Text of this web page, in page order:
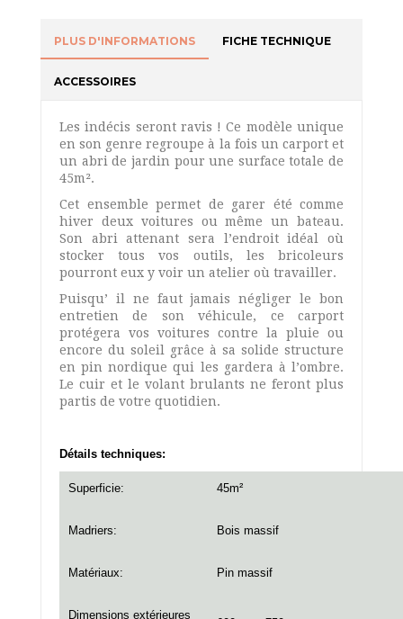
PLUS D'INFORMATIONS FICHE TECHNIQUE
ACCESSOIRES
Les indécis seront ravis ! Ce modèle unique
en son genre regroupe à la fois un carport et
un abri de jardin pour une surface totale de
45m².
Cet ensemble permet de garer été comme
hiver deux voitures ou même un bateau.
Son abri attenant sera l’endroit idéal où
stocker tous vos outils, les bricoleurs
pourront eux y voir un atelier où travailler.
Puisqu’ il ne faut jamais négliger le bon
entretien de son véhicule, ce carport
protégera vos voitures contre la pluie ou
encore du soleil grâce à sa solide structure
en pin nordique qui les gardera à l’ombre.
Le cuir et le volant brulants ne feront plus
partis de votre quotidien.
Détails techniques:
Superficie: 45m²
Madriers: Bois massif
Matériaux: Pin massif
Dimensions extérieures